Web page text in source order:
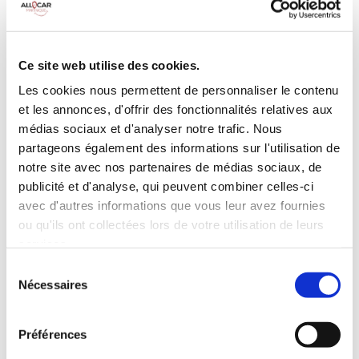
Ce site web utilise des cookies.
Les cookies nous permettent de personnaliser le contenu
et les annonces, d'offrir des fonctionnalités relatives aux
médias sociaux et d'analyser notre trafic. Nous
partageons également des informations sur l'utilisation de
notre site avec nos partenaires de médias sociaux, de
publicité et d'analyse, qui peuvent combiner celles-ci
avec d'autres informations que vous leur avez fournies
ou qu'ils ont collectées lors de votre utilisation de leurs
Nécessaires
Préférences
Galerie de toit Habillage Bois
Camera de recul
Cloison de
INCLUS À LA LOCATION
Killométrage illimité
Assurance tous risques (hors franchise)
Carburant : plein à rendre plein
CONDITIONS DE LOCATION
Age minimum :20 ans